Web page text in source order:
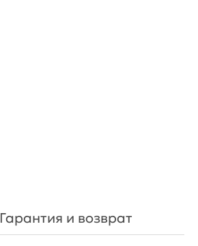
Гарантия и возврат